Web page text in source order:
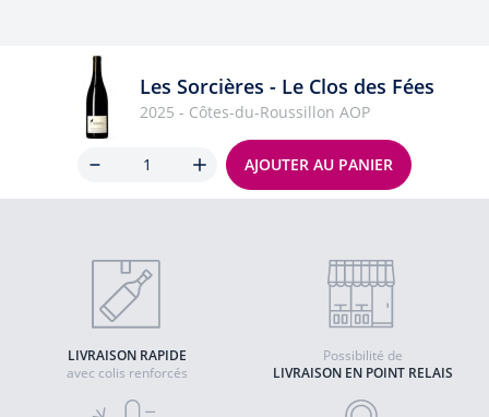
Les Sorcières - Le Clos des Fées
2025 - Côtes-du-Roussillon AOP
AJOUTER AU PANIER
LIVRAISON RAPIDE
avec colis renforcés
LIVRAISON EN POINT RELAIS
Possibilité de